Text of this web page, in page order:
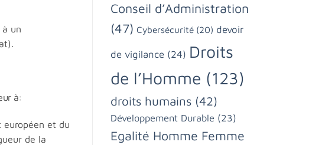
un
à:
et du
de la
Conseil d’Administration
(47) Cybersécurité (20) devoir
de vigilance (24) Droits
de l’Homme (123)
droits humains (42)
Développement Durable (23)
Egalité Homme Femme